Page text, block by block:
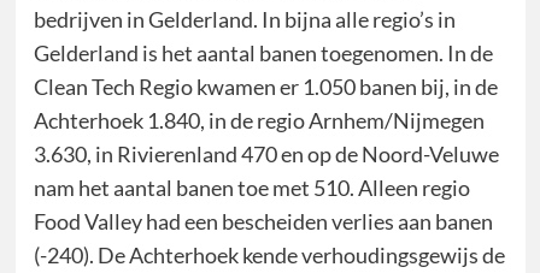
bedrijven in Gelderland. In bijna alle regio’s in
Gelderland is het aantal banen toegenomen. In de
Clean Tech Regio kwamen er 1.050 banen bij, in de
Achterhoek 1.840, in de regio Arnhem/Nijmegen
3.630, in Rivierenland 470 en op de Noord-Veluwe
nam het aantal banen toe met 510. Alleen regio
Food Valley had een bescheiden verlies aan banen
(-240). De Achterhoek kende verhoudingsgewijs de